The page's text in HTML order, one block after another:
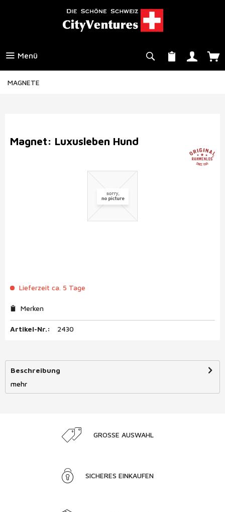
Menü
MAGNETE
Magnet: Luxusleben Hund
Lieferzeit ca. 5 Tage
Merken
Artikel-Nr.: 2430
Beschreibung
mehr
GROSSE AUSWAHL
SICHERES EINKAUFEN